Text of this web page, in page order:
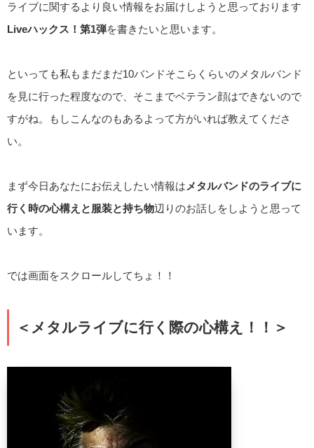
ライブに関するより良い情報をお届けしようと思っております
Liveハックス！第1弾を書きたいと思います。
といっても私もまだまだ10バンドそこらくらいのメタルバンド
を見に行った程度なので、そこまでベテラン顔はできないので
すがね。もしこんなのもあるよって方がいれば教えてくださ
い。
まず今日あなたにお伝えしたい情報は メタルバンドのライブに
行く時の心構えと服装と持ち物辺りのお話しをしようと思って
います。
では画面をスクロールしてちょ！！
＜メタルライブに行く際の心構え！！＞